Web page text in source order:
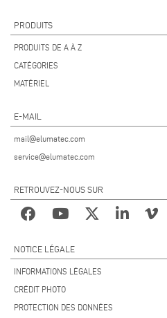
PRODUITS
PRODUITS DE A À Z
CATÉGORIES
MATÉRIEL
E-MAIL
mail@elumatec.com
service@elumatec.com
RETROUVEZ-NOUS SUR
NOTICE LÉGALE
INFORMATIONS LÉGALES
CRÉDIT PHOTO
PROTECTION DES DONNÉES